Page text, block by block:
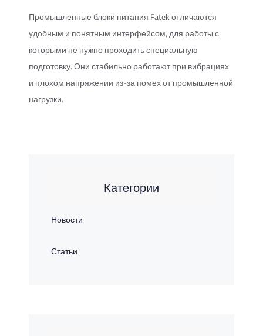
Промышленные блоки питания Fatek отличаются
удобным и понятным интерфейсом, для работы с
которыми не нужно проходить специальную
подготовку. Они стабильно работают при вибрациях
и плохом напряжении из-за помех от промышленной
нагрузки.
Категории
Новости
Статьи